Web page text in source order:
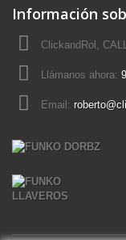
Información
ClickandRol,
Llámanos ahora:
Email: